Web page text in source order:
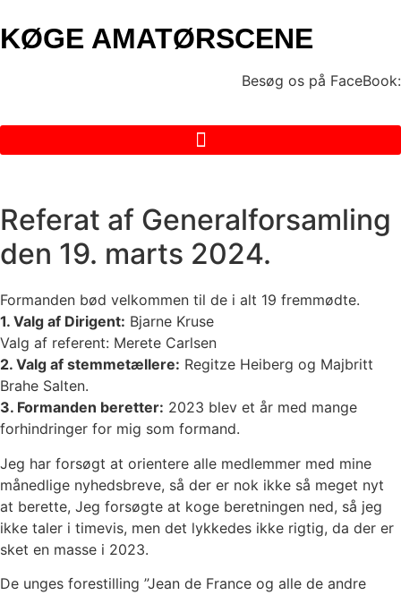
til
indhold
KØGE AMATØRSCENE
Besøg os på FaceBook:
Referat af Generalforsamling
den 19. marts 2024.
Formanden bød velkommen til de i alt 19 fremmødte.
1. Valg af Dirigent: Bjarne Kruse
Valg af referent: Merete Carlsen
2. Valg af stemmetællere: Regitze Heiberg og Majbritt
Brahe Salten.
3. Formanden beretter: 2023 blev et år med mange
forhindringer for mig som formand.
Jeg har forsøgt at orientere alle medlemmer med mine
månedlige nyhedsbreve, så der er nok ikke så meget nyt
at berette, Jeg forsøgte at koge beretningen ned, så jeg
ikke taler i timevis, men det lykkedes ikke rigtig, da der er
sket en masse i 2023.
De unges forestilling ”Jean de France og alle de andre